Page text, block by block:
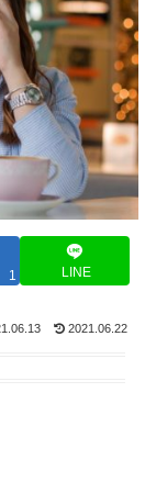
1 LINE
2021.06.22